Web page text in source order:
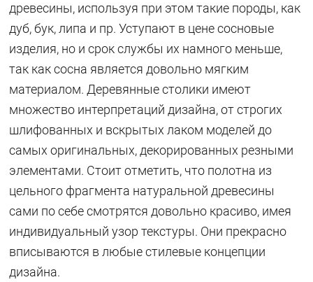
древесины, используя при этом такие породы, как
дуб, бук, липа и пр. Уступают в цене сосновые
изделия, но и срок службы их намного меньше,
так как сосна является довольно мягким
материалом. Деревянные столики имеют
множество интерпретаций дизайна, от строгих
шлифованных и вскрытых лаком моделей до
самых оригинальных, декорированных резными
элементами. Стоит отметить, что полотна из
цельного фрагмента натуральной древесины
сами по себе смотрятся довольно красиво, имея
индивидуальный узор текстуры. Они прекрасно
вписываются в любые стилевые концепции
дизайна.